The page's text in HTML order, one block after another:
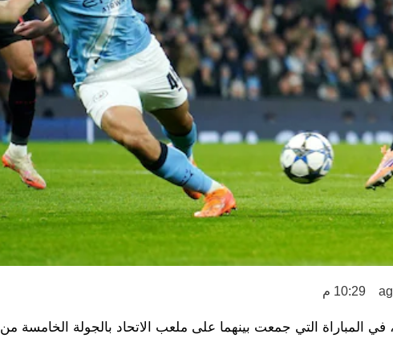
10:29 م
تلقى مانشستر سيتي هزيمة مفاجئة أمام باير ليفركوزن بنتيجة 2-0، في المباراة التي جمعت بينهما على ملعب الاتحاد بالجولة الخامسة من